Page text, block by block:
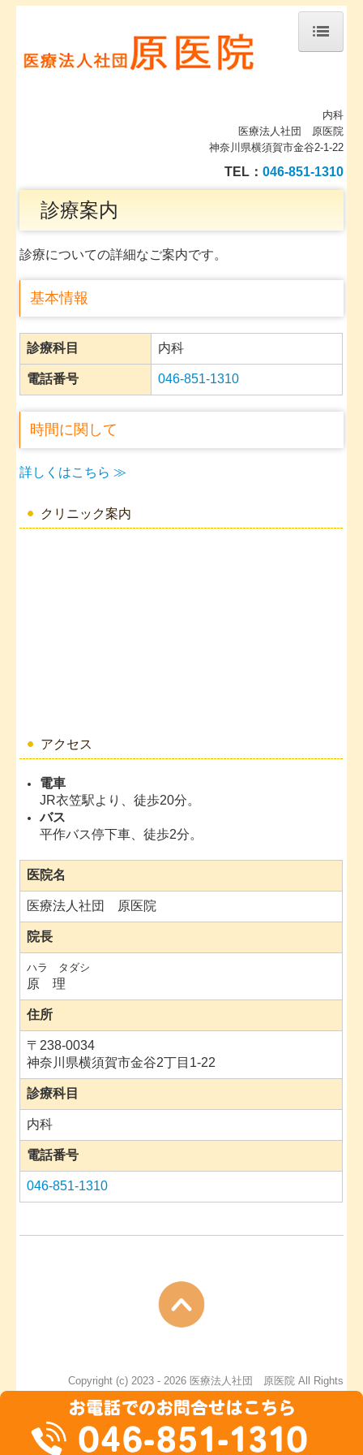
トップページ
個人情報保護方針
内科
医療法人社団 原医院
神奈川県横須賀市金谷2-1-22
TEL： 046-851-1310
クリニック案内
アクセス
電車
JR衣笠駅より、徒歩20分。
バス
平作バス停下車、徒歩2分。
医院名
医療法人社団 原医院
院長
ハラ タダシ
原 理
住所
〒 238-0034
神奈川県横須賀市金谷2丁目1-22
診療科目
内科
電話番号
046-851-1310
診療案内
診療についての詳細なご案内です。
基本情報
診療科目 内科
電話番号 046-851-1310
時間に関して
詳しくはこちら ≫
Copyright (c) 2023 - 2026 医療法人社団 原医院 All Rights